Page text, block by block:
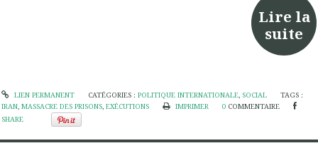
Lire la
suite
LIEN PERMANENT CATÉGORIES : POLITIQUE INTERNATIONALE, SOCIAL
TAGS :
IRAN, MASSACRE DES PRISONS, EXÉCUTIONS IMPRIMER 0 COMMENTAIRE
SHARE